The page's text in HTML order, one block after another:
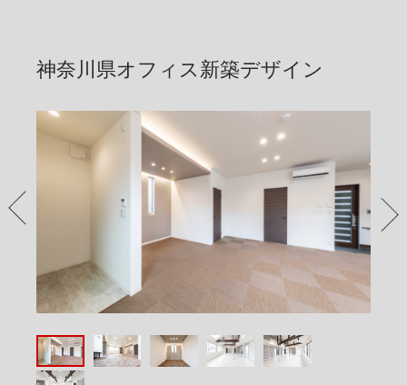
神奈川県オフィス新築デザイン